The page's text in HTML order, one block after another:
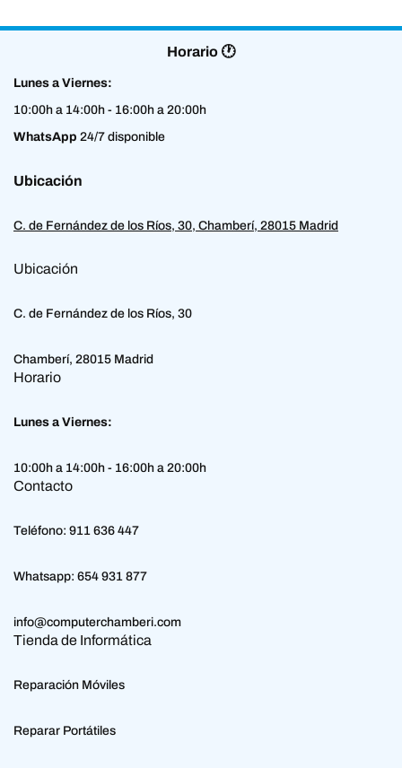
Horario 🕐
Lunes a Viernes:
10:00h a 14:00h - 16:00h a 20:00h
WhatsApp 24/7 disponible
Ubicación
C. de Fernández de los Ríos, 30, Chamberí, 28015 Madrid
Ubicación
C. de Fernández de los Ríos, 30
Chamberí, 28015 Madrid
Horario
Lunes a Viernes:
10:00h a 14:00h - 16:00h a 20:00h
Contacto
Teléfono: 911 636 447
Whatsapp: 654 931 877
info@computerchamberi.com
Tienda de Informática
Reparación Móviles
Reparar Portátiles